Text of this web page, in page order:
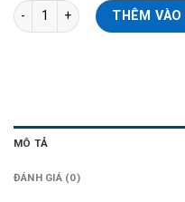
Giấy Photo A4, Supreme,
THÊM VÀO
MÔ TẢ
ĐÁNH GIÁ (0)